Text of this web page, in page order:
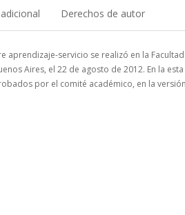
Derechos de autor
aprendizaje-servicio se realizó en la
Aires, el 22 de agosto de 2012. En la
por el comité académico, en la